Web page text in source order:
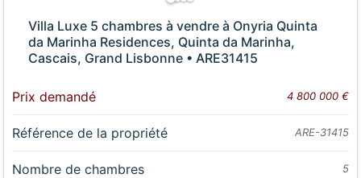
Villa Luxe 5 chambres à vendre à Onyria Quinta
da Marinha Residences, Quinta da Marinha,
Cascais, Grand Lisbonne • ARE31415
Prix demandé 4 800 000 €
Référence de la propriété ARE-31415
Nombre de chambres 5